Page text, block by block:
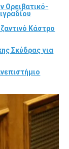
Ορειβατικό-
Κάστρο
Σκύδρας για